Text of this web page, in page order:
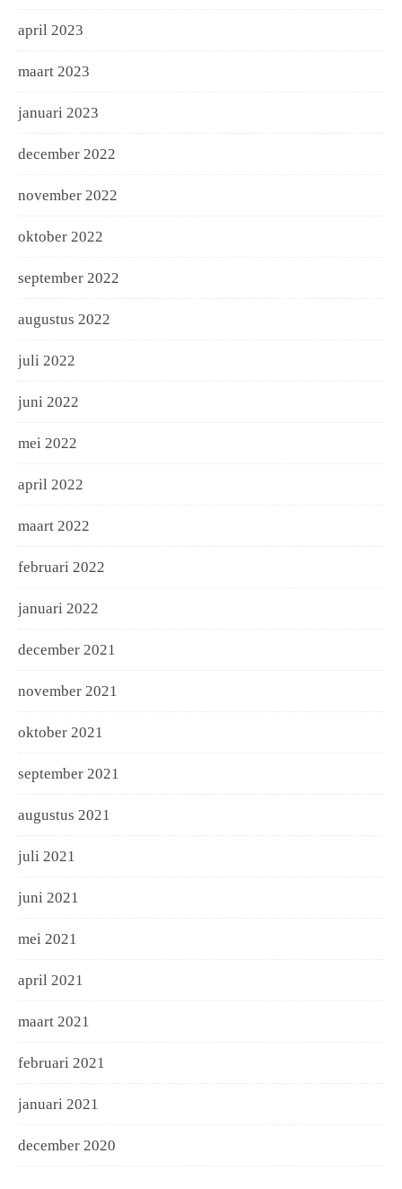
april 2023
maart 2023
januari 2023
december 2022
november 2022
oktober 2022
september 2022
augustus 2022
juli 2022
juni 2022
mei 2022
april 2022
maart 2022
februari 2022
januari 2022
december 2021
november 2021
oktober 2021
september 2021
augustus 2021
juli 2021
juni 2021
mei 2021
april 2021
maart 2021
februari 2021
januari 2021
december 2020